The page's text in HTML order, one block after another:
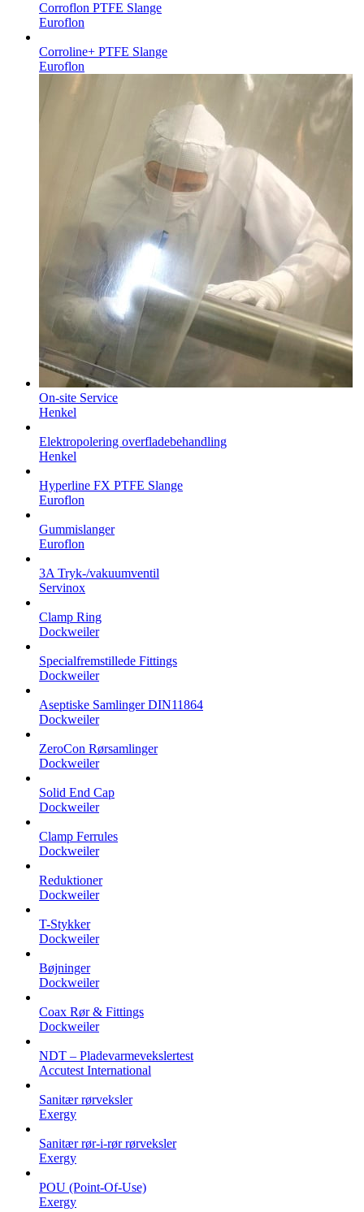
Corroflon PTFE Slange
Euroflon
Corroline+ PTFE Slange
Euroflon
On-site Service
Henkel
Elektropolering overfladebehandling
Henkel
Hyperline FX PTFE Slange
Euroflon
Gummislanger
Euroflon
3A Tryk-/vakuumventil
Servinox
Clamp Ring
Dockweiler
Specialfremstillede Fittings
Dockweiler
Aseptiske Samlinger DIN11864
Dockweiler
ZeroCon Rørsamlinger
Dockweiler
Solid End Cap
Dockweiler
Clamp Ferrules
Dockweiler
Reduktioner
Dockweiler
T-Stykker
Dockweiler
Bøjninger
Dockweiler
Coax Rør & Fittings
Dockweiler
NDT – Pladevarmevekslertest
Accutest International
Sanitær rørveksler
Exergy
Sanitær rør-i-rør rørveksler
Exergy
POU (Point-Of-Use)
Exergy